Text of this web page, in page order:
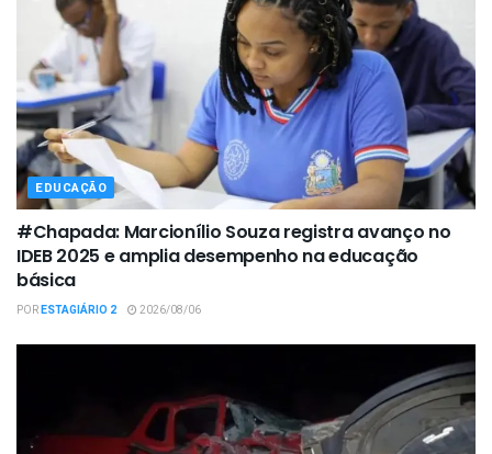
EDUCAÇÃO
#Chapada: Marcionílio Souza registra avanço no
IDEB 2025 e amplia desempenho na educação
básica
PORESTAGIÁRIO 2 2026/08/06